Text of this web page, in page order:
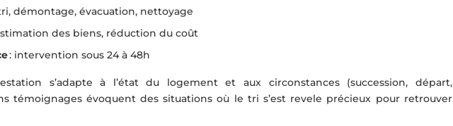
démontage, évacuation, nettoyage
des biens, réduction du coût
: intervention sous 24 à 48h
s’adapte à l’état du logement et aux circonstances (succession, départ,
témoignages évoquent des situations où le tri s’est revele précieux pour retrouver